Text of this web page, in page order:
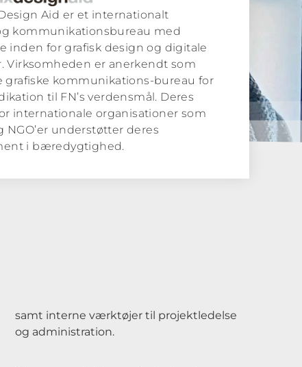
Aid er et internationalt
kommunikationsbureau med
inden for grafisk design og digitale
Virksomheden er anerkendt som
grafiske kommunikations-bureau for
til FN’s verdensmål. Deres
internationale organisationer som
NGO’er understøtter deres
i bæredygtighed.
samt interne værktøjer til projektledelse
og administration.